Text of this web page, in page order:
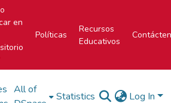
en
Políticas
Recursos
Educativos
All of
Statistics Log In